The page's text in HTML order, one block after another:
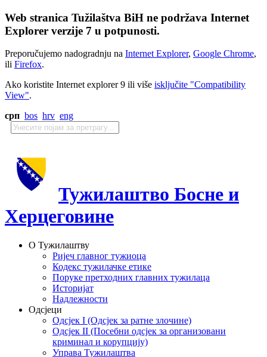
Web stranica Tužilaštva BiH ne podržava Internet
Explorer verzije 7 u potpunosti.
Preporučujemo nadogradnju na Internet Explorer, Google Chrome,
ili Firefox.
Ako koristite Internet explorer 9 ili više isključite "Compatibility
View".
срп bos hrv eng
Тужилаштво Босне и
Херцеговине
О Тужилаштву
Ријеч главног тужиоца
Кодекс тужилачке етике
Поруке претходних главних тужилаца
Историјат
Надлежности
Одсјеци
Одсјек I (Одсјек за ратне злочине)
Одсјек II (Посебни одсјек за организовани
криминал и корупцију)
Управа Тужилаштва